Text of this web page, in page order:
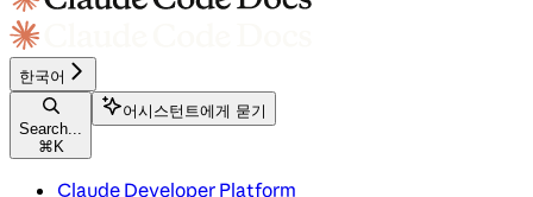
한국어
Search...
⌘ K
어시스턴트에게 묻기
Claude Developer Platform